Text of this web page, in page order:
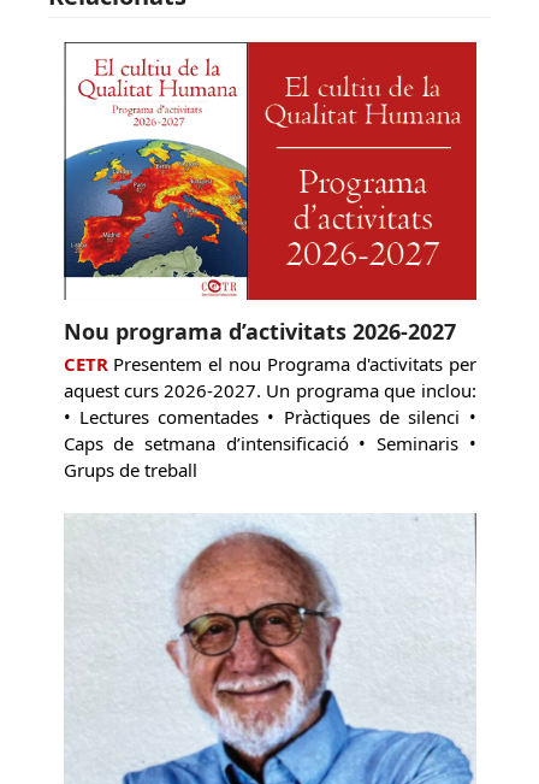
Nou programa d’activitats 2026-2027
CETR Presentem el nou Programa d'activitats per
aquest curs 2026-2027. Un programa que inclou:
• Lectures comentades • Pràctiques de silenci •
Caps de setmana d’intensificació • Seminaris •
Grups de treball